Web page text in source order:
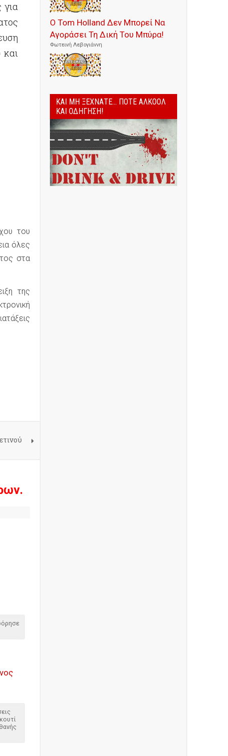
για
και
του
όλες
στα
της
Ο Tom Holland Δεν Μπορεί Να
Αγοράσει Τη Δική Του Μπύρα!
Φωτεινή Λεβογιάννη
ΚΑΙ ΜΗ ΞΕΧΝΆΤΕ... ΠΟΤΈ ΑΛΚΟΌΛ
ΚΑΙ ΟΔΉΓΗΣΗ!